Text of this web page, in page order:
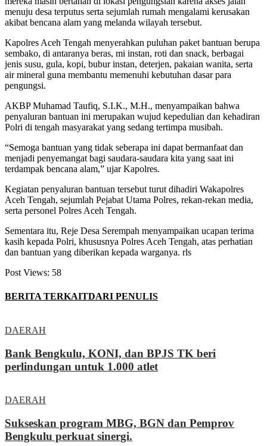
menuju desa terputus serta sejumlah rumah mengalami kerusakan
akibat bencana alam yang melanda wilayah tersebut.
Kapolres Aceh Tengah menyerahkan puluhan paket bantuan berupa
sembako, di antaranya beras, mi instan, roti dan snack, berbagai
jenis susu, gula, kopi, bubur instan, deterjen, pakaian wanita, serta
air mineral guna membantu memenuhi kebutuhan dasar para
pengungsi.
AKBP Muhamad Taufiq, S.I.K., M.H., menyampaikan bahwa
penyaluran bantuan ini merupakan wujud kepedulian dan kehadiran
Polri di tengah masyarakat yang sedang tertimpa musibah.
“Semoga bantuan yang tidak seberapa ini dapat bermanfaat dan
menjadi penyemangat bagi saudara-saudara kita yang saat ini
terdampak bencana alam,” ujar Kapolres.
Kegiatan penyaluran bantuan tersebut turut dihadiri Wakapolres
Aceh Tengah, sejumlah Pejabat Utama Polres, rekan-rekan media,
serta personel Polres Aceh Tengah.
Sementara itu, Reje Desa Serempah menyampaikan ucapan terima
kasih kepada Polri, khususnya Polres Aceh Tengah, atas perhatian
dan bantuan yang diberikan kepada warganya. rls
Post Views: 58
BERITA TERKAITDARI PENULIS
DAERAH
Bank Bengkulu, KONI, dan BPJS TK beri
perlindungan untuk 1.000 atlet
DAERAH
Sukseskan program MBG, BGN dan Pemprov
Bengkulu perkuat sinergi.